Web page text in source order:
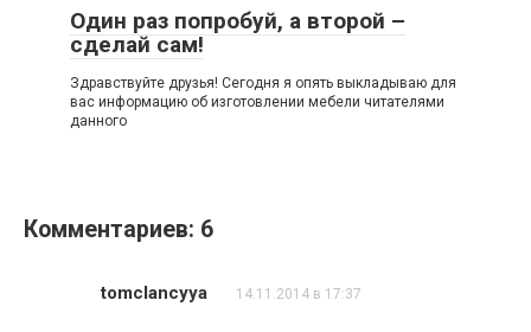
Один раз попробуй, а второй –
сделай сам!
Здравствуйте друзья! Сегодня я опять выкладываю для
вас информацию об изготовлении мебели читателями
данного
Комментариев: 6
tomclancyya 14.11.2014 в 17:37